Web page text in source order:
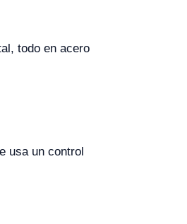
todo en acero
usa un control